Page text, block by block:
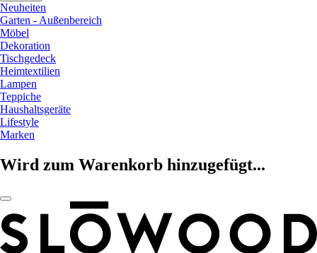
Neuheiten
Garten - Außenbereich
Möbel
Dekoration
Tischgedeck
Heimtextilien
Lampen
Teppiche
Haushaltsgeräte
Lifestyle
Marken
Wird zum Warenkorb hinzugefügt...